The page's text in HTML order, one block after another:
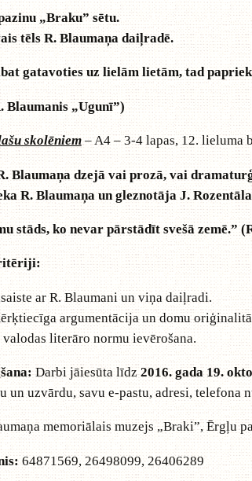
„Braku” sētu.
tēls R. Blaumaņa daiļradē.
uz lielām lietām, tad
„Ugunī”)
skolēniem– A4 – 3-4 lapas, 12. lieluma
Blaumaņa dzejā vai prozā, vai
R. Blaumaņa un gleznotāja J.
ko nevar pārstādīt svešā zemē.”
ar R. Blaumani un viņa daiļradi.
argumentācija un domu
literāro normu ievērošana.
Darbi jāiesūta līdz2016. gada 19.
un uzvārdu, savu e-pastu, adresi, telefona
memoriālais muzejs „Braki”, Ērgļu
64871569, 26498099, 26406289